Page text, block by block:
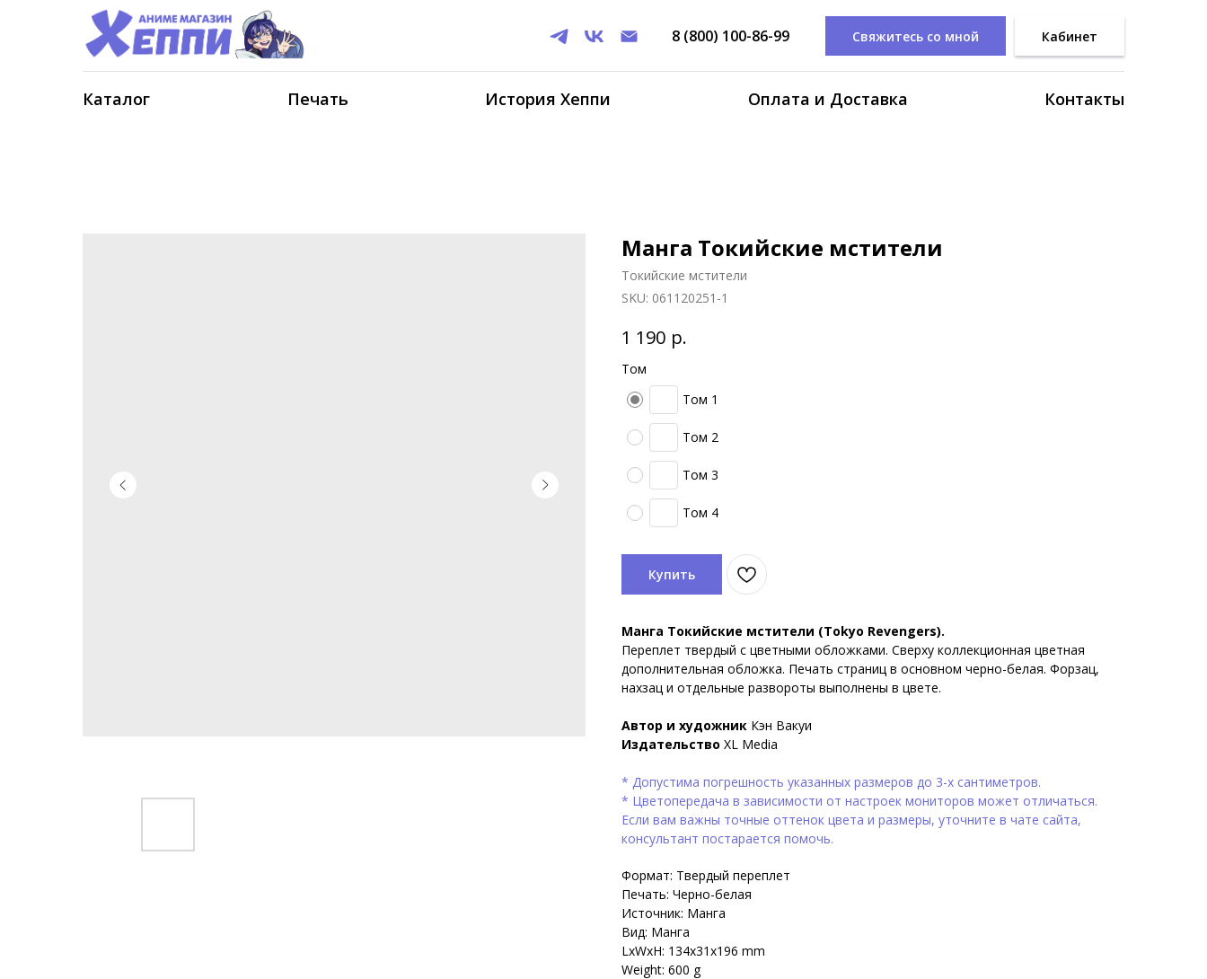
8 (800) 100-86-99 Свяжитесь со мной Кабинет
Каталог Печать История Хеппи Оплата и Доставка Контакты
Манга Токийские мстители
Токийские мстители
SKU: 061120251-1
1 190 р.
Том
Том 1
Том 2
Том 3
Том 4
Купить
Манга Токийские мстители (Tokyo Revengers).
Переплет твердый с цветными обложками. Сверху коллекционная цветная
дополнительная обложка. Печать страниц в основном черно-белая. Форзац,
нахзац и отдельные развороты выполнены в цвете.
Автор и художник Кэн Вакуи
Издательство XL Media
* Допустима погрешность указанных размеров до 3-х сантиметров.
* Цветопередача в зависимости от настроек мониторов может отличаться.
Если вам важны точные оттенок цвета и размеры, уточните в чате сайта,
консультант постарается помочь.
Формат: Твердый переплет
Печать: Черно-белая
Источник: Манга
Вид: Манга
LxWxH: 134x31x196 mm
Weight: 600 g